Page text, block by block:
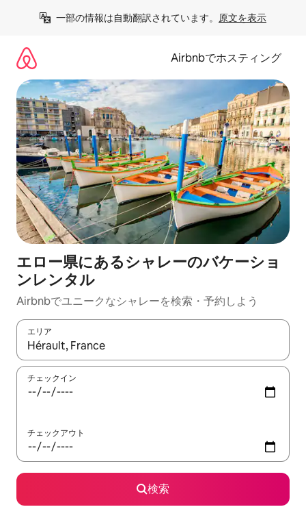
一部の情報は自動翻訳されています。 原文を表示
Airbnbでホスティング
エロー県にあるシャレーのバケーショ
ンレンタル
Airbnbでユニークなシャレーを検索・予約しよう
エリア
検索結果が表示されたら、上下の矢印キーを使って移動するか
チェックイン
チェックアウト
検索